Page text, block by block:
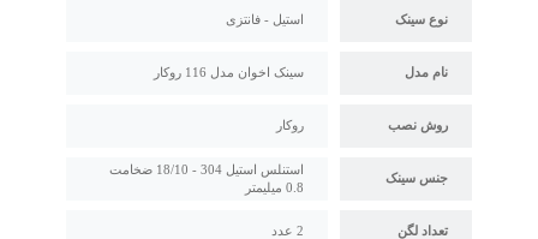
نوع سینک استیل - فانتزی
نام مدل سینک اخوان مدل 116 روکار
روش نصب روکار
جنس سینک
استنلس استیل 304 - 18/10 ضخامت
0.8 میلیمتر
تعداد لگن 2 عدد